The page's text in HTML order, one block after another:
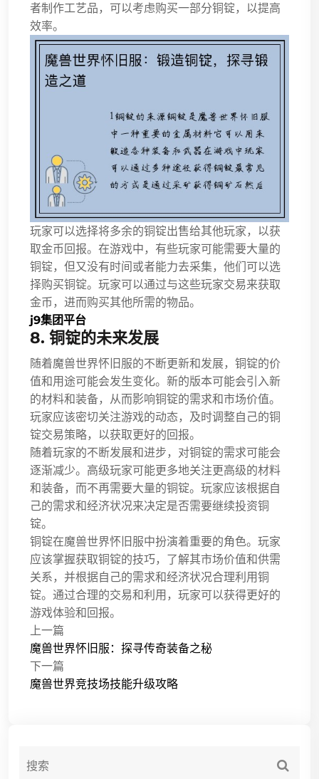
者制作工艺品，可以考虑购买一部分铜锭，以提高
效率。
玩家可以选择将多余的铜锭出售给其他玩家，以获
取金币回报。在游戏中，有些玩家可能需要大量的
铜锭，但又没有时间或者能力去采集，他们可以选
择购买铜锭。玩家可以通过与这些玩家交易来获取
金币，进而购买其他所需的物品。
j9集团平台
8. 铜锭的未来发展
随着魔兽世界怀旧服的不断更新和发展，铜锭的价
值和用途可能会发生变化。新的版本可能会引入新
的材料和装备，从而影响铜锭的需求和市场价值。
玩家应该密切关注游戏的动态，及时调整自己的铜
锭交易策略，以获取更好的回报。
随着玩家的不断发展和进步，对铜锭的需求可能会
逐渐减少。高级玩家可能更多地关注更高级的材料
和装备，而不再需要大量的铜锭。玩家应该根据自
己的需求和经济状况来决定是否需要继续投资铜
锭。
铜锭在魔兽世界怀旧服中扮演着重要的角色。玩家
应该掌握获取铜锭的技巧，了解其市场价值和供需
关系，并根据自己的需求和经济状况合理利用铜
锭。通过合理的交易和利用，玩家可以获得更好的
游戏体验和回报。
上一篇
魔兽世界怀旧服：探寻传奇装备之秘
下一篇
魔兽世界竞技场技能升级攻略